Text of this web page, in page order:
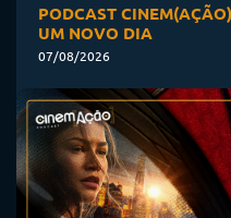
PODCAST
UM NOVO DIA
07/08/2026